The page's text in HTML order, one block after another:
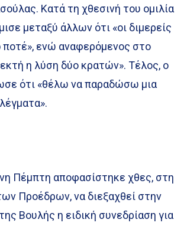
Κατά τη χθεσινή του ομιλία
μεταξύ άλλων ότι «οι διμερείς
ποτέ», ενώ αναφερόμενος στο
η λύση δύο κρατών». Τέλος, ο
ότι «θέλω να παραδώσω μια
Πέμπτη αποφασίστηκε χθες, στη
Προέδρων, να διεξαχθεί στην
Βουλής η ειδική συνεδρίαση για